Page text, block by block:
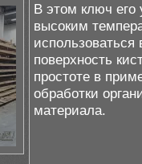
В этом ключ его
высоким
поверхность
простоте в
обработки
материала.